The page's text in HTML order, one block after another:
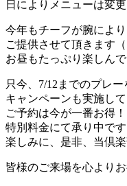
日によりメニューは変更
今年もチーフが腕によ
ご提供させて頂きます
お昼もたっぷり楽しん
只今、7/12までのプレ
キャンペーンも実施し
ご予約は今が一番お得
特別料金にて承り中で
楽しみに、是非、当倶
皆様のご来場を心より